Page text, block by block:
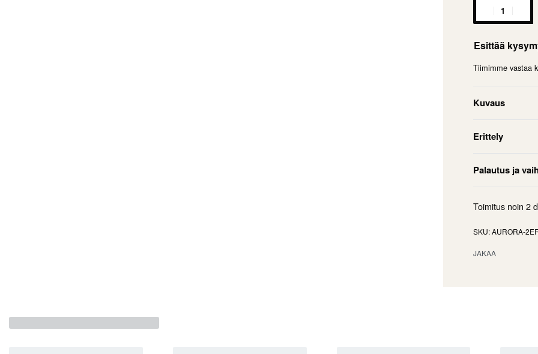
Esittää
Tiimimme vastaa
Kuvaus
Erittely
Palautus ja
Toimitus noin 2
AURORA-
JAKAA